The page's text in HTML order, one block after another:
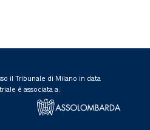
il Tribunale di Milano in data
è associata a: